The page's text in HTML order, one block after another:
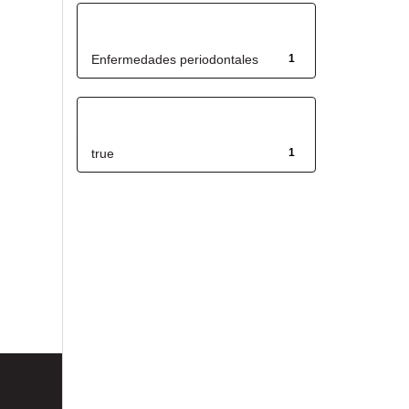
1
Enfermedades periodontales
1
true